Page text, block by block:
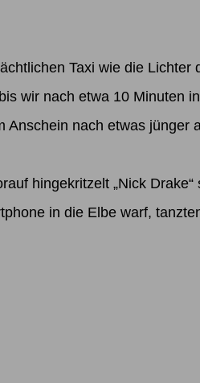
Taxi wie die
wir nach etwa 10 Minuten
nach etwas jünger
hingekritzelt „Nick
in die Elbe warf,